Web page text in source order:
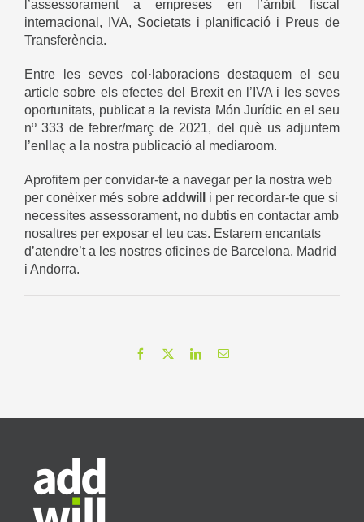
l’assessorament a empreses en l’àmbit fiscal
internacional, IVA, Societats i planificació i Preus de
Transferència.
Entre les seves col·laboracions destaquem el seu
article sobre els efectes del Brexit en l’IVA i les seves
oportunitats, publicat a la revista Món Jurídic en el seu
nº 333 de febrer/març de 2021, del què us adjuntem
l’enllaç a la nostra publicació al mediaroom.
Aprofitem per convidar-te a navegar per la nostra web
per conèixer més sobre addwill i per recordar-te que si
necessites assessorament, no dubtis en contactar amb
nosaltres per exposar el teu cas. Estarem encantats
d’atendre’t a les nostres oficines de Barcelona, Madrid
i Andorra.
Facebook LinkedInEmail